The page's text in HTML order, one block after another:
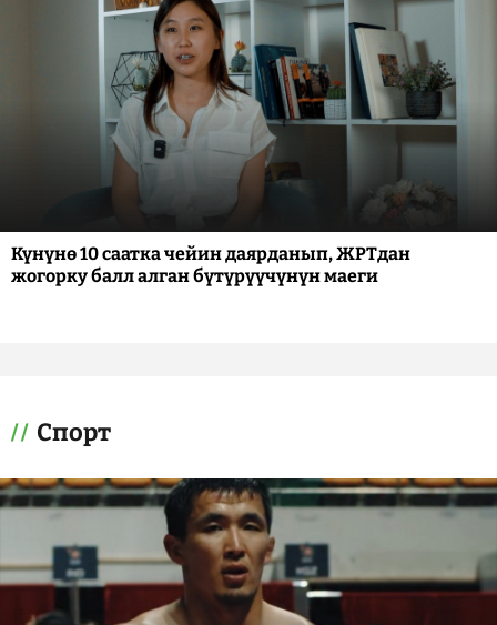
Күнүнө 10 саатка чейин даярданып, ЖРТдан
жогорку балл алган бүтүрүүчүнүн маеги
Спорт